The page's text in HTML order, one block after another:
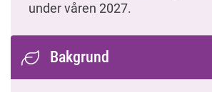
under våren 2027.
Bakgrund